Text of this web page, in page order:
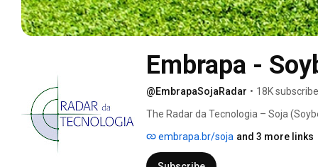
Embrapa -
@EmbrapaSojaRadar • 18K
The Radar da Tecnologia – Soja
the Soybean Technology Radar
online learning opportunities,
embrapa.br/soja and 3 more links